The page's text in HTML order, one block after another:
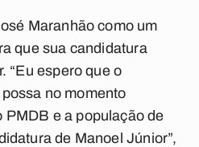
Maranhão como um
que sua candidatura
“Eu espero que o
no momento
e a população de
de Manoel Júnior”,